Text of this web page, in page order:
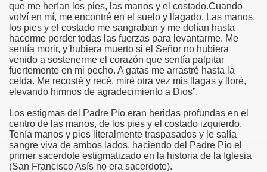
que me herían los pies, las manos y el costado.Cuando
volví en mí, me encontré en el suelo y llagado. Las manos,
los pies y el costado me sangraban y me dolían hasta
hacerme perder todas las fuerzas para levantarme. Me
sentía morir, y hubiera muerto si el Señor no hubiera
venido a sostenerme el corazón que sentía palpitar
fuertemente en mi pecho. A gatas me arrastré hasta la
celda. Me recosté y recé, miré otra vez mis llagas y lloré,
elevando himnos de agradecimiento a Dios”.
Los estigmas del Padre Pío eran heridas profundas en el
centro de las manos, de los pies y el costado izquierdo.
Tenía manos y pies literalmente traspasados y le salía
sangre viva de ambos lados, haciendo del Padre Pío el
primer sacerdote estigmatizado en la historia de la Iglesia
(San Francisco Asís no era sacerdote).